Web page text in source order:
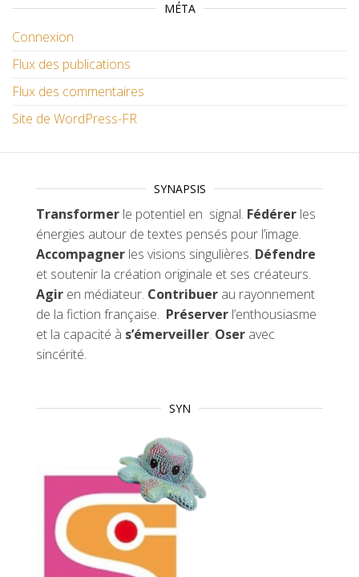
MÉTA
Connexion
Flux des publications
Flux des commentaires
Site de WordPress-FR
SYNAPSIS
Transformer le potentiel en signal. Fédérer les
énergies autour de textes pensés pour l’image.
Accompagner les visions singulières. Défendre
et soutenir la création originale et ses créateurs.
Agir en médiateur. Contribuer au rayonnement
de la fiction française. Préserver l’enthousiasme
et la capacité à s’émerveiller. Oser avec
sincérité.
SYN